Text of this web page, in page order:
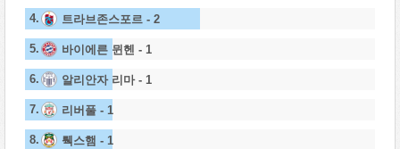
4. 트라브존스포르 - 2
5. 바이에른 뮌헨 - 1
6. 알리안자 리마 - 1
7. 리버풀 - 1
8. 뤡스햄 - 1